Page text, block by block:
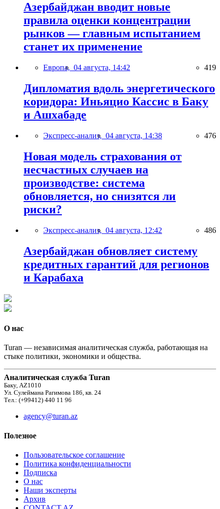
Азербайджан вводит новые
правила оценки концентрации
рынков — главным испытанием
станет их применение
Европа, 04 августа, 14:42 419
Дипломатия вдоль энергетического
коридора: Иньяцио Кассис в Баку
и Ашхабаде
Экспресс-анализ, 04 августа, 14:38 476
Новая модель страхования от
несчастных случаев на
производстве: система
обновляется, но снизятся ли
риски?
Экспресс-анализ, 04 августа, 12:42 486
Азербайджан обновляет систему
кредитных гарантий для регионов
и Карабаха
О нас
Turan — независимая аналитическая служба, работающая на
стыке политики, экономики и общества.
Аналитическая служба Turan
Баку, AZ1010
Ул. Сулеймана Рагимова 186, кв. 24
Тел.: (+99412) 440 11 96
agency@turan.az
Полезное
Пользовательское соглашение
Политика конфиденциальности
Подписка
О нас
Наши эксперты
Архив